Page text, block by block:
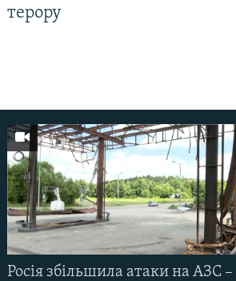
терору
Росія збільшила атаки на АЗС –